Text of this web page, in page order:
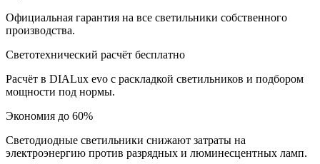
Официальная гарантия на все светильники собственного
производства.
Светотехнический расчёт бесплатно
Расчёт в DIALux evo с раскладкой светильников и подбором
мощности под нормы.
Экономия до 60%
Светодиодные светильники снижают затраты на
электроэнергию против разрядных и люминесцентных ламп.